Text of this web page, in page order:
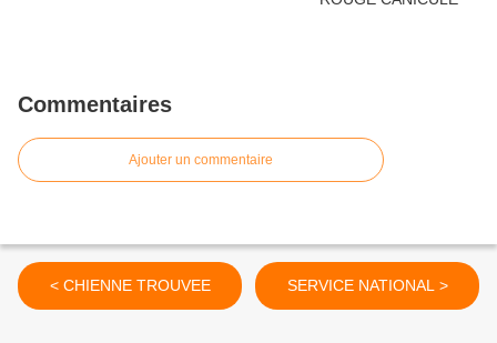
Commentaires
Ajouter un commentaire
< CHIENNE TROUVEE SERVICE NATIONAL >